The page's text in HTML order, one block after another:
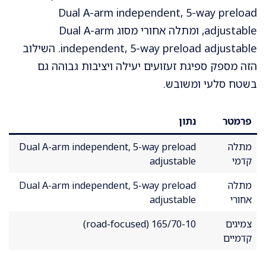
Dual A-arm independent, 5-way preload
adjustable, ומתלה אחורי מסוג Dual A-arm
independent, 5-way preload adjustable. השילוב
הזה מספק ספיגת זעזועים יעילה ויציבות גבוהה גם
בשטח סלעי ומשובש.
פרמטר
נתון
מתלה
קדמי
Dual A-arm independent, 5-way preload
adjustable
מתלה
אחורי
Dual A-arm independent, 5-way preload
adjustable
צמיגים
קדמיים
165/70-10 (road-focused)